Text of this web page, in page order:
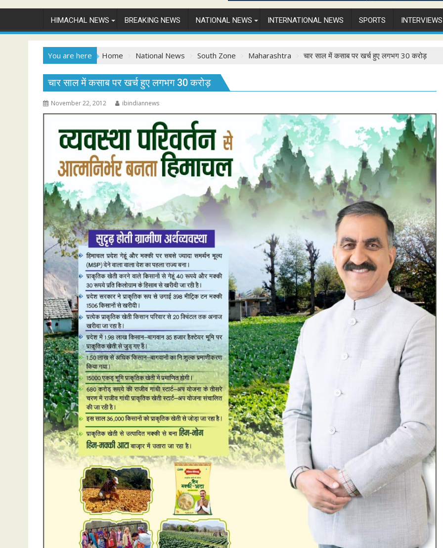
HIMACHAL NEWS BREAKING NEWS NATIONAL NEWS INTERNATIONAL NEWS SPORTS INTERVIEWS
You are here Home National News South Zone Maharashtra चार साल में कसाब पर खर्च हुए लगभग 30 करोड़
चार साल में कसाब पर खर्च हुए लगभग 30 करोड़
November 22, 2012 ibindiannews